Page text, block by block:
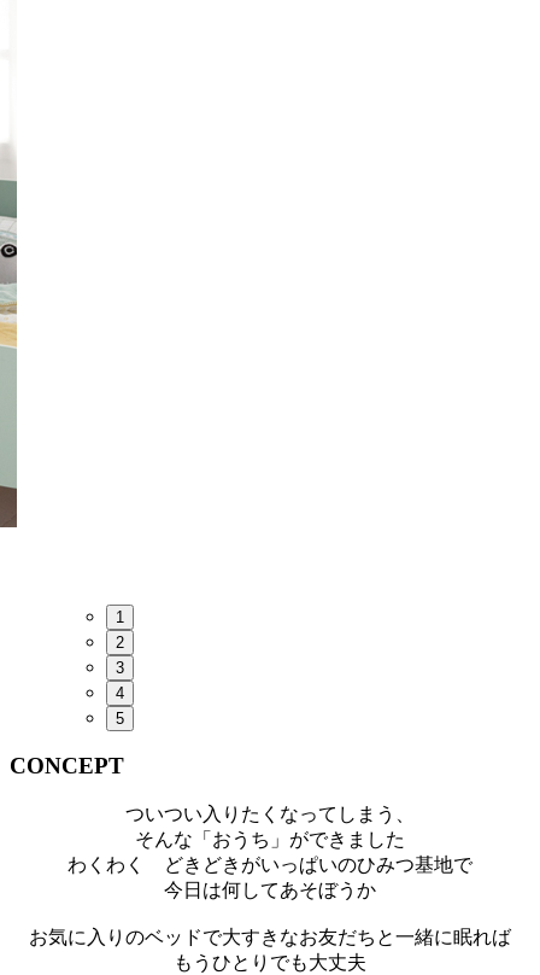
1
2
3
4
5
CONCEPT
ついつい入りたくなってしまう、
そんな「おうち」ができました
わくわく どきどきがいっぱいのひみつ基地で
今日は何してあそぼうか
お気に入りのベッドで大すきなお友だちと一緒に眠れば
もうひとりでも大丈夫